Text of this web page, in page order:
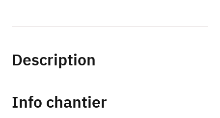
Description
Info chantier